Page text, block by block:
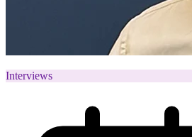
Interviews